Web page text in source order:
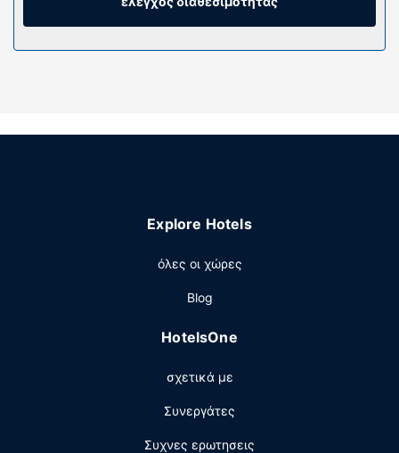
παροχές σε αυτό το ξενοδοχείο περιλαμβάνουν δωρεάν
μέρας με ένα ποτό στο μπαρ/lounge. Με επιπλέον
σαββατοκύριακα μεταξύ 8:00 π.μ. - 10:30 π.μ..
υπολογιστών, υπηρεσίες στεγνοκαθαριστηρίου/
εγκαταστάσεις εκδηλώσεων σε αυτό το ξενοδοχείο
συνεδριάσεων. Στους χώρους μας θα βρείτε δωρεάν
Explore Hotels
όλες οι χώρες
Blog
HotelsOne
σχετικά με
Συνεργάτες
Συχνες ερωτησεις